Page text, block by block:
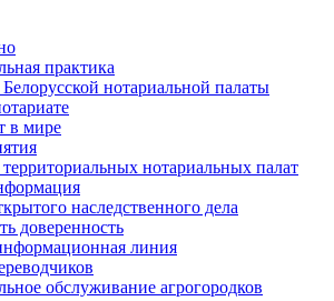
практика
нотариальной палаты
в мире
нотариальных палат
наследственного дела
доверенность
линия
обслуживание агрогородков